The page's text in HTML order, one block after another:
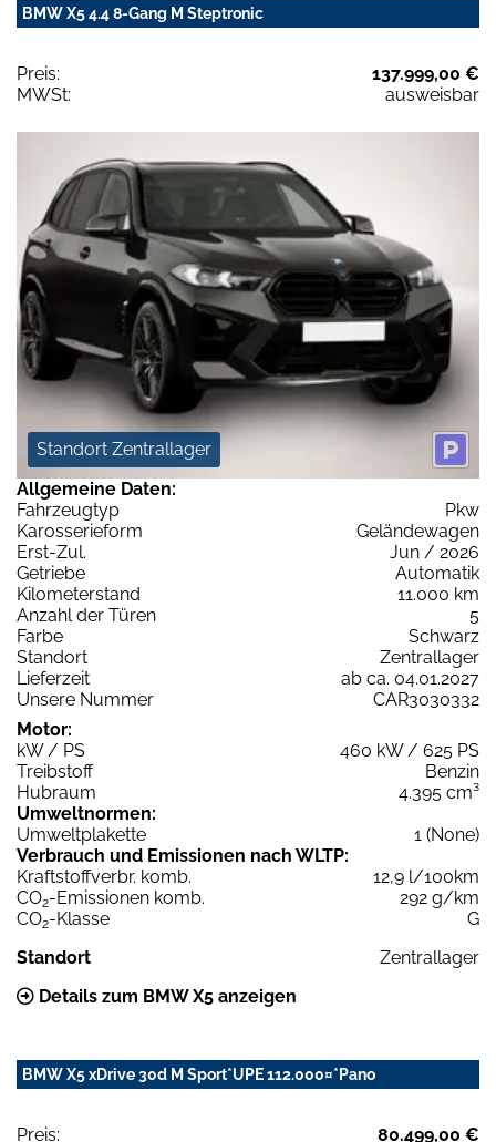
BMW X5 4.4 8-Gang M Steptronic
Preis:
137.999,00 €
MWSt:
ausweisbar
Standort Zentrallager
Allgemeine Daten:
Fahrzeugtyp
Pkw
Karosserieform
Geländewagen
Erst-Zul.
Jun / 2026
Getriebe
Automatik
Kilometerstand
11.000 km
Anzahl der Türen
5
Farbe
Schwarz
Standort
Zentrallager
Lieferzeit
ab ca. 04.01.2027
Unsere Nummer
CAR3030332
Motor:
kW / PS
460 kW / 625 PS
Treibstoff
Benzin
Hubraum
4.395 cm³
Umweltnormen:
Umweltplakette
1 (None)
Verbrauch und Emissionen nach WLTP:
Kraftstoffverbr. komb.
12,9 l/100km
CO2-Emissionen komb.
292 g/km
CO2-Klasse
G
Standort
Zentrallager
Details zum BMW X5 anzeigen
BMW X5 xDrive 30d M Sport*UPE 112.000¤*Pano
Preis: 80.499,00 €